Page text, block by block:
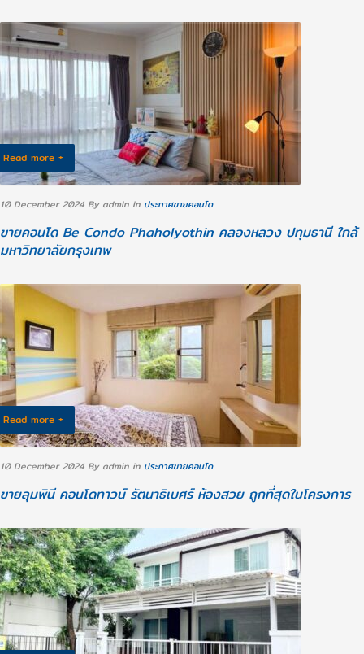
Read more +
10 December 2024 By admin in ประกาศขายคอนโด
ขายคอนโด Be Condo Phaholyothin คลองหลวง ปทุมธานี ใกล้
มหาวิทยาลัยกรุงเทพ
Read more +
10 December 2024 By admin in ประกาศขายคอนโด
ขายลุมพินี คอนโดทาวน์ รัตนาธิเบศร์ ห้องสวย ถูกที่สุดในโครงการ